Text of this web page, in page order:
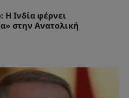
Ινδία φέρνει
στην Ανατολική